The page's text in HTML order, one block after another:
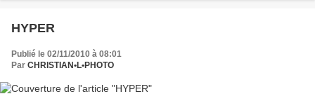
HYPER
Publié le 02/11/2010 à 08:01
Par CHRISTIAN•L•PHOTO